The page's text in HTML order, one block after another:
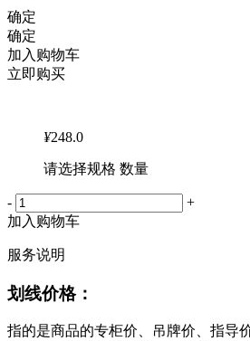
确定
确定
加入购物车
立即购买
¥248.0
请选择规格 数量
-
+
加入购物车
服务说明
划线价格：
指的是商品的专柜价、吊牌价、指导